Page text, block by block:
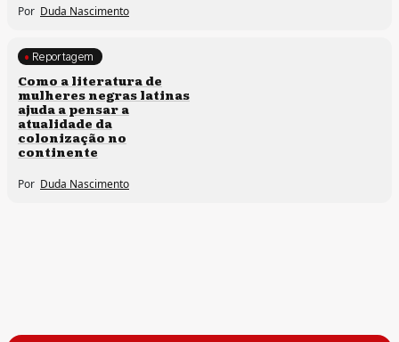
Por Duda Nascimento
Direitos humanos
Reportagem
Como a literatura de
mulheres negras latinas
ajuda a pensar a
atualidade da
colonização no
continente
Por Duda Nascimento